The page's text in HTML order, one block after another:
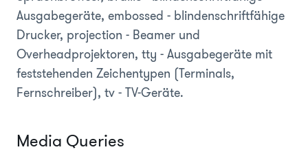
Ausgabegeräte, embossed - blindenschriftfähige
Drucker, projection - Beamer und
Overheadprojektoren, tty - Ausgabegeräte mit
feststehenden Zeichentypen (Terminals,
Fernschreiber), tv- TV-Geräte.
Media Queries